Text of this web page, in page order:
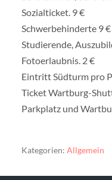
Sozialticket. 9 €
Schwerbehinderte 9 €
Studierende,
Fotoerlaubnis. 2 €
Eintritt Südturm pro
Ticket Wartburg-
Parkplatz und
Kategorien: Allgemein